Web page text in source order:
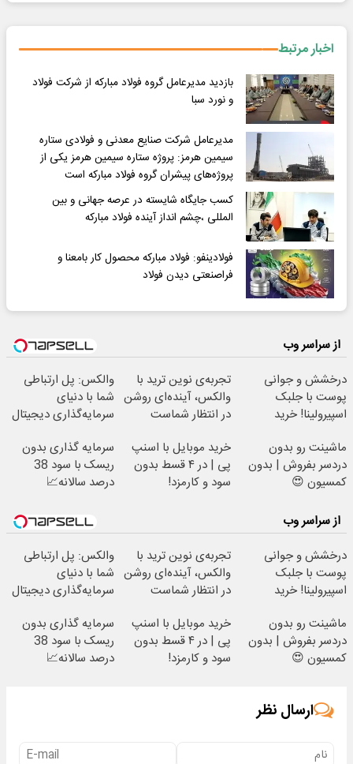
اخبار مرتبط
بازدید مدیرعامل گروه فولاد مبارکه از شرکت فولاد
و نورد سبا
مدیرعامل شرکت صنایع معدنی و فولادی ستاره
سیمین هرمز: پروژه ستاره سیمین هرمز یکی از
پروژه‌های پیشران گروه فولاد مبارکه است
کسب جایگاه شایسته در عرصه جهانی و بین
المللی ،چشم انداز آینده فولاد مبارکه
فولادینفو: فولاد مبارکه محصول کار بامعنا و
فراصنعتی دیدن فولاد
از سراسر وب
درخشش و جوانی
پوست با جلبک
اسپیرولینا! خرید
ویژه
تجربه‌ی نوین ترید با
والکس، آینده‌ای روشن
در انتظار شماست
والکس: پل ارتباطی
شما با دنیای
سرمایه‌گذاری دیجیتال
ماشینت رو بدون
دردسر بفروش | بدون
کمسیون 😍
خرید موبایل با اسنپ
پی | در ۴ قسط بدون
سود و کارمزد!
سرمایه گذاری بدون
ریسک با سود 38
درصد سالانه📈
از سراسر وب
درخشش و جوانی
پوست با جلبک
اسپیرولینا! خرید
ویژه
تجربه‌ی نوین ترید با
والکس، آینده‌ای روشن
در انتظار شماست
والکس: پل ارتباطی
شما با دنیای
سرمایه‌گذاری دیجیتال
ماشینت رو بدون
دردسر بفروش | بدون
کمسیون 😍
خرید موبایل با اسنپ
پی | در ۴ قسط بدون
سود و کارمزد!
سرمایه گذاری بدون
ریسک با سود 38
درصد سالانه📈
ارسال نظر